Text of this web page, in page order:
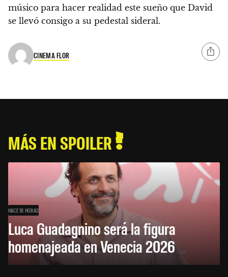
músico para hacer realidad este sueño que David
se llevó consigo a su pedestal sideral.
CINEMA FLOR
MÁS EN SPOILER
HACE 16 HORAS
Luca Guadagnino será la figura
homenajeada en Venecia 2026